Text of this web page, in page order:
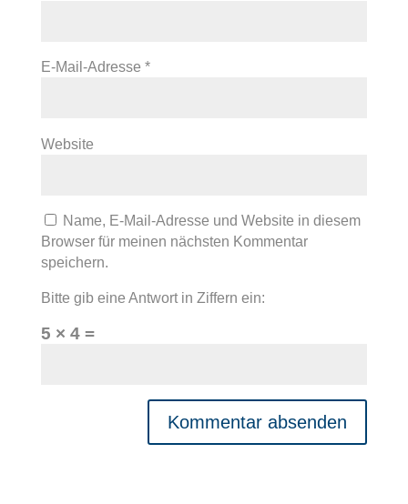
E-Mail-Adresse *
Website
Name, E-Mail-Adresse und Website in diesem
Browser für meinen nächsten Kommentar
speichern.
Bitte gib eine Antwort in Ziffern ein:
5 × 4 =